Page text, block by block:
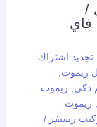
/
فاي
تجديد اشتراك
ريموت
ذكي
ريموت
ريموت
رسيفر /